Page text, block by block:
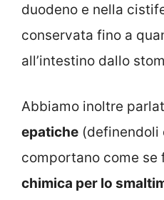
duodeno e nella
conservata fino a
all’intestino dallo
Abbiamo inoltre
epatiche (definendoli
comportano come se
chimica per lo